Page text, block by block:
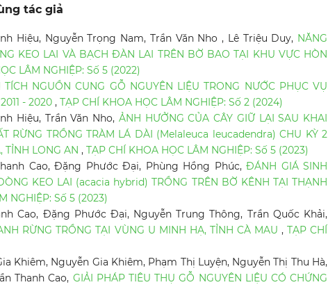
tác giả
Hiệu, Nguyễn Trọng Nam, Trần Văn Nho , Lê Triệu Duy, NĂNG
KEO LAI VÀ BẠCH ĐÀN LAI TRÊN BỜ BAO TẠI KHU VỰC HÒN
LÂM NGHIỆP: Số 5 (2022)
TÍCH NGUỒN CUNG GỖ NGUYÊN LIỆU TRONG NƯỚC PHỤC VỤ
- 2020 , TẠP CHÍ KHOA HỌC LÂM NGHIỆP: Số 2 (2024)
Hiệu, Trần Văn Nho, ẢNH HƯỞNG CỦA CÂY GIỮ LẠI SAU KHAI
RỪNG TRỒNG TRÀM LÁ DÀI (Melaleuca leucadendra) CHU KỲ 2
TỈNH LONG AN , TẠP CHÍ KHOA HỌC LÂM NGHIỆP: Số 5 (2023)
Cao, Đặng Phước Đại, Phùng Hồng Phúc,ĐÁNH GIÁ SINH
KEO LAI (acacia hybrid) TRỒNG TRÊN BỜ KÊNH TẠI THẠNH
NGHIỆP: Số 5 (2023)
Cao, Đặng Phước Đại, Nguyễn Trung Thông, Trần Quốc Khải,
RỪNG TRỒNG TẠI VÙNG U MINH HẠ, TỈNH CÀ MAU , TẠP CHÍ
Khiêm, Nguyễn Gia Khiêm, Phạm Thị Luyện, Nguyễn Thị Thu Hà,
Thanh Cao, GIẢI PHÁP TIÊU THỤ GỖ NGUYÊN LIỆU CÓ CHỨNG